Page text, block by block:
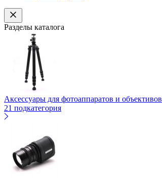
Разделы каталога
Аксессуары для фотоаппаратов и объективов
21 подкатегория